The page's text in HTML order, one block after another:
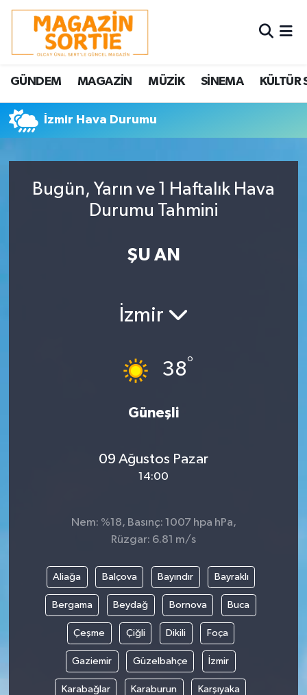
GÜNDEM MAGAZİN MÜZİK SİNEMA KÜLTÜR
İzmir Hava Durumu
Bugün, Yarın ve 1 Haftalık Hava
Durumu Tahmini
ŞU AN
İzmir
38°
Güneşli
09 Ağustos Pazar
14:00
Nem: %18, Basınç: 1007 hpa hPa,
Rüzgar: 6.81 m/s
Aliağa Balçova Bayındır Bayraklı
Bergama Beydağ Bornova Buca
Çeşme Çiğli Dikili Foça
Gaziemir Güzelbahçe İzmir
Karabağlar Karaburun Karşıyaka
Nöbetçi Eczaneler
Hava Durumu
Trafik Durumu
Tüm Manşetler